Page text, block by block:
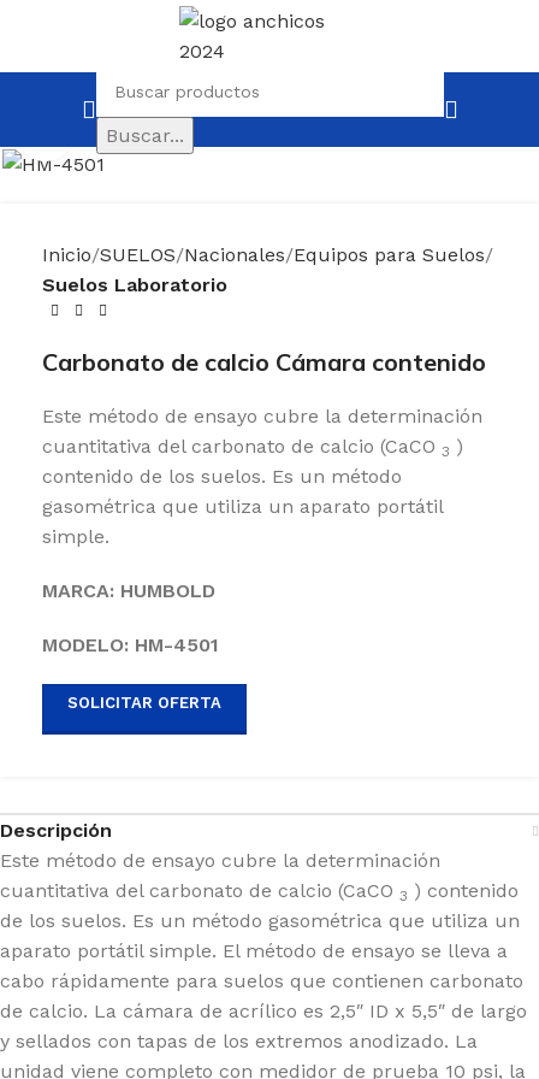
Buscar...
Clic para ampliar
Inicio SUELOS Nacionales Equipos para Suelos
Suelos Laboratorio
Carbonato de calcio Cámara contenido
Este método de ensayo cubre la determinación
cuantitativa del carbonato de calcio (CaCO 3 )
contenido de los suelos. Es un método
gasométrica que utiliza un aparato portátil
simple.
MARCA: HUMBOLD
MODELO: HM-4501
SOLICITAR OFERTA
Descripción
Este método de ensayo cubre la determinación
cuantitativa del carbonato de calcio (CaCO 3 ) contenido
de los suelos. Es un método gasométrica que utiliza un
aparato portátil simple. El método de ensayo se lleva a
cabo rápidamente para suelos que contienen carbonato
de calcio. La cámara de acrílico es 2,5″ ID x 5,5″ de largo
y sellados con tapas de los extremos anodizado. La
unidad viene completo con medidor de prueba 10 psi, la